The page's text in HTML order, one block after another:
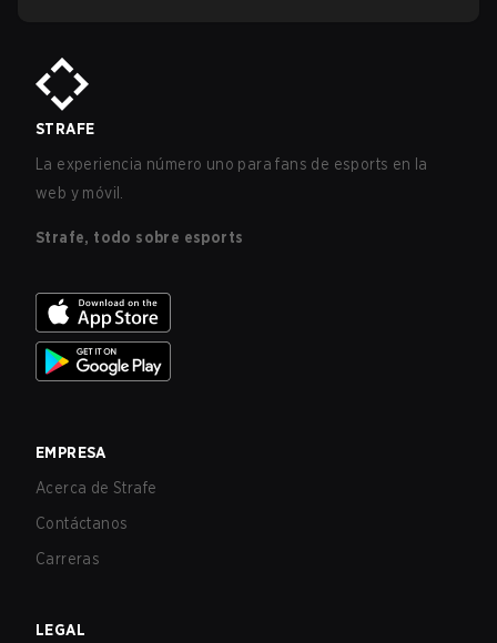
STRAFE
La experiencia número uno para fans de esports en la
web y móvil.
Strafe, todo sobre esports
EMPRESA
Acerca de Strafe
Contáctanos
Carreras
LEGAL